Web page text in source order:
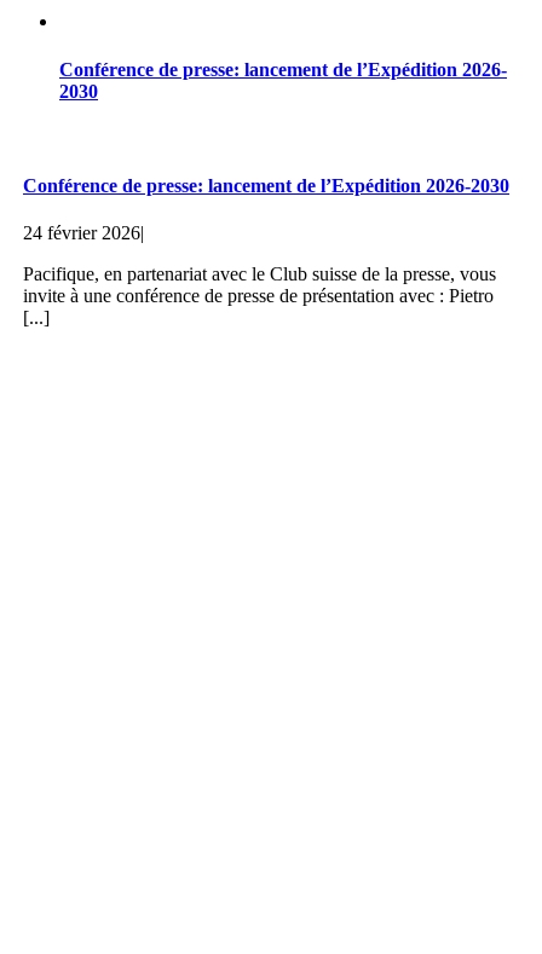
Conférence de presse: lancement de l’Expédition 2026-
2030
Conférence de presse: lancement de l’Expédition 2026-2030
24 février 2026|
Pacifique, en partenariat avec le Club suisse de la presse, vous
invite à une conférence de presse de présentation avec : Pietro
[...]